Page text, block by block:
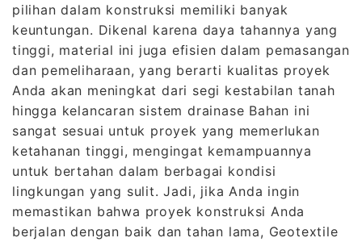
pilihan dalam konstruksi memiliki banyak
keuntungan. Dikenal karena daya tahannya yang
tinggi, material ini juga efisien dalam pemasangan
dan pemeliharaan, yang berarti kualitas proyek
Anda akan meningkat dari segi kestabilan tanah
hingga kelancaran sistem drainase Bahan ini
sangat sesuai untuk proyek yang memerlukan
ketahanan tinggi, mengingat kemampuannya
untuk bertahan dalam berbagai kondisi
lingkungan yang sulit. Jadi, jika Anda ingin
memastikan bahwa proyek konstruksi Anda
berjalan dengan baik dan tahan lama, Geotextile